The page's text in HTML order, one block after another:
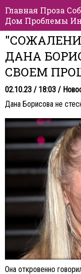
Главная Проза
Дом Проблемы
ДАНА
СВОЕМ
02.10.23 / 18:03 /
Дана Борисова не
Она откровенно